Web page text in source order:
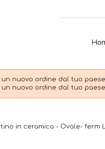
nuovo ordine dal tuo
nuovo ordine dal tuo
in ceramica - Ovale- ferm